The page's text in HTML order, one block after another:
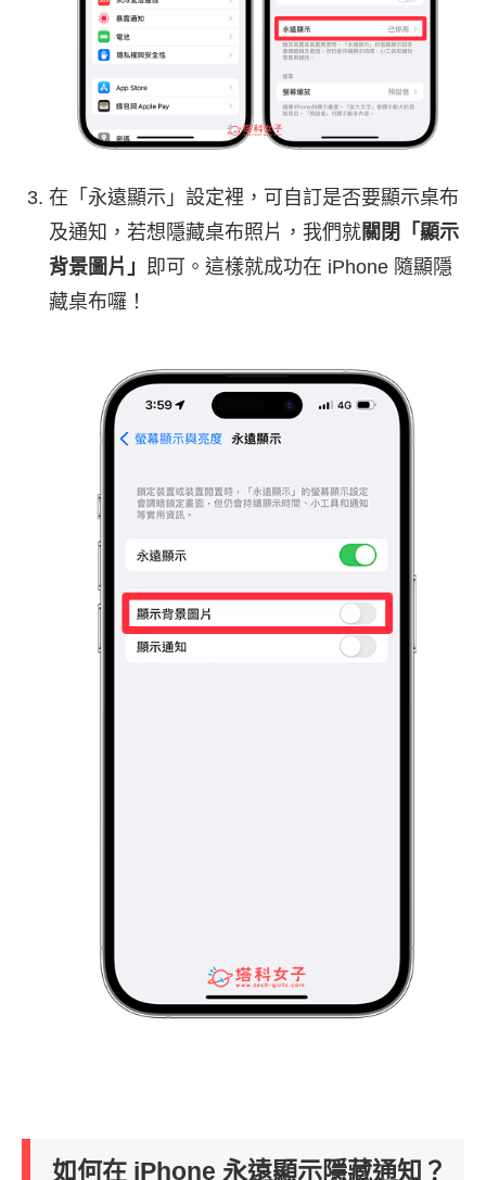
在「永遠顯示」設定裡，可自訂是否要顯示桌布
及通知，若想隱藏桌布照片，我們就關閉「顯示
背景圖片」
即可。這樣就成功在 iPhone 隨顯隱
藏桌布囉！
如何在 iPhone 永遠顯示隱藏通知？